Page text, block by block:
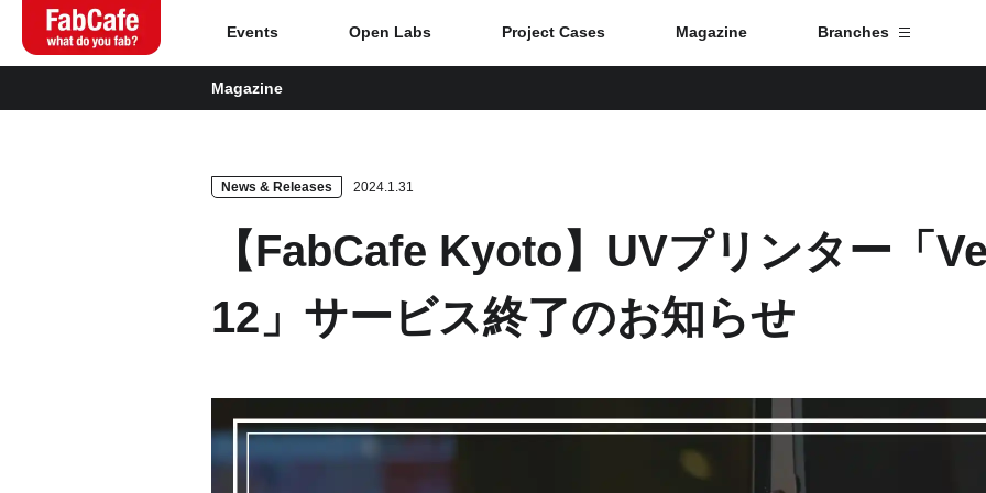
Global
Home
About
Events
Open Labs
Branch List
Fuji
Nagoya
Osaka
Events Open Labs Project Cases Magazine Branches
Magazine
News & Releases 2024.1.31
【FabCafe Kyoto】UVプリンター「
12」サービス終了のお知らせ